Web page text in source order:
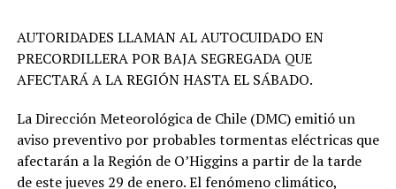
AUTORIDADES LLAMAN AL AUTOCUIDADO EN
PRECORDILLERA POR BAJA SEGREGADA QUE
AFECTARÁ A LA REGIÓN HASTA EL SÁBADO.
La Dirección Meteorológica de Chile (DMC) emitió un
aviso preventivo por probables tormentas eléctricas que
afectarán a la Región de O’Higgins a partir de la tarde
de este jueves 29 de enero. El fenómeno climático,